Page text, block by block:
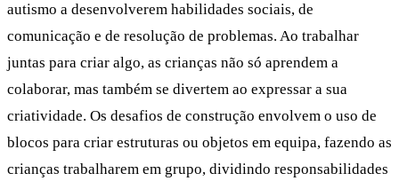
autismo a desenvolverem habilidades sociais, de
comunicação e de resolução de problemas. Ao trabalhar
juntas para criar algo, as crianças não só aprendem a
colaborar, mas também se divertem ao expressar a sua
criatividade. Os desafios de construção envolvem o uso de
blocos para criar estruturas ou objetos em equipa, fazendo as
crianças trabalharem em grupo, dividindo responsabilidades